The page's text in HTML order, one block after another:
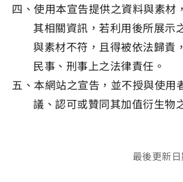
四、使用本宣告提供之資料與素材
其相關資訊，若利用後所展示
與素材不符，且得被依法歸責
民事、刑事上之法律責任。
五、本網站之宣告，並不授與使用
議、認可或贊同其加值衍生物
最後更新